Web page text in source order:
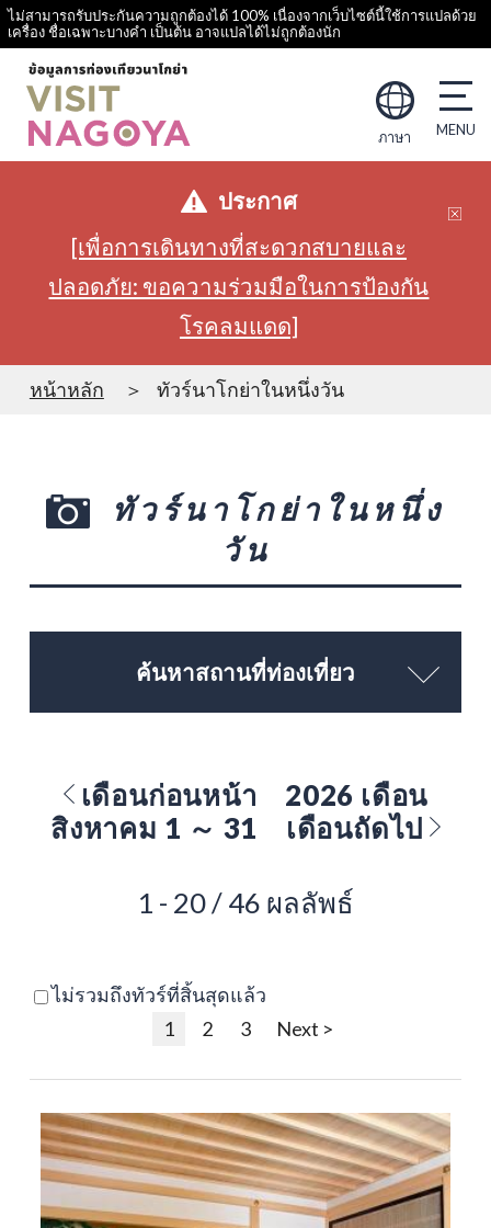
ไม่สามารถรับประกันความถูกต้องได้ 100% เนื่องจากเว็บไซต์นี้ใช้การแปลด้วย
เครื่อง ชื่อเฉพาะบางคำ เป็นต้น อาจแปลได้ไม่ถูกต้องนัก
ภาษา
ประกาศ
[เพื่อการเดินทางที่สะดวกสบายและ
ปลอดภัย: ขอความร่วมมือในการป้องกัน
โรคลมแดด]
หน้าหลัก ทัวร์นาโกย่าในหนึ่งวัน
ทัวร์นาโกย่าในหนึ่ง
วัน
ค้นหาสถานที่ท่องเที่ยว
เดือนก่อนหน้า
2026 เดือน
สิงหาคม 1 ～ 31
เดือนถัดไป
1 - 20 / 46 ผลลัพธ์
ไม่รวมถึงทัวร์ที่สิ้นสุดแล้ว
1
2 3 Next >